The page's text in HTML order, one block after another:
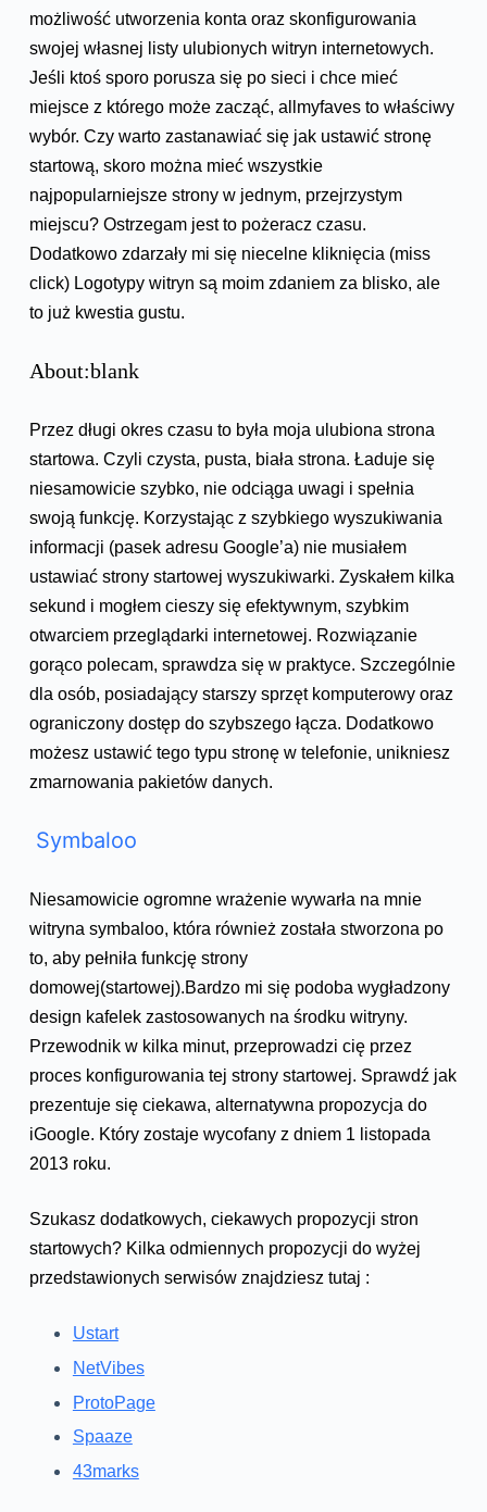
możliwość utworzenia konta oraz skonfigurowania
swojej własnej listy ulubionych witryn internetowych.
Jeśli ktoś sporo porusza się po sieci i chce mieć
miejsce z którego może zacząć, allmyfaves to właściwy
wybór. Czy warto zastanawiać się jak ustawić stronę
startową, skoro można mieć wszystkie
najpopularniejsze strony w jednym, przejrzystym
miejscu? Ostrzegam jest to pożeracz czasu.
Dodatkowo zdarzały mi się niecelne kliknięcia (miss
click) Logotypy witryn są moim zdaniem za blisko, ale
to już kwestia gustu.
About:blank
Przez długi okres czasu to była moja ulubiona strona
startowa. Czyli czysta, pusta, biała strona. Ładuje się
niesamowicie szybko, nie odciąga uwagi i spełnia
swoją funkcję. Korzystając z szybkiego wyszukiwania
informacji (pasek adresu Google’a) nie musiałem
ustawiać strony startowej wyszukiwarki. Zyskałem kilka
sekund i mogłem cieszy się efektywnym, szybkim
otwarciem przeglądarki internetowej. Rozwiązanie
gorąco polecam, sprawdza się w praktyce. Szczególnie
dla osób, posiadający starszy sprzęt komputerowy oraz
ograniczony dostęp do szybszego łącza. Dodatkowo
możesz ustawić tego typu stronę w telefonie, unikniesz
zmarnowania pakietów danych.
Symbaloo
Niesamowicie ogromne wrażenie wywarła na mnie
witryna symbaloo, która również została stworzona po
to, aby pełniła funkcję strony
domowej(startowej).Bardzo mi się podoba wygładzony
design kafelek zastosowanych na środku witryny.
Przewodnik w kilka minut, przeprowadzi cię przez
proces konfigurowania tej strony startowej. Sprawdź jak
prezentuje się ciekawa, alternatywna propozycja do
iGoogle. Który zostaje wycofany z dniem 1 listopada
2013 roku.
Szukasz dodatkowych, ciekawych propozycji stron
startowych? Kilka odmiennych propozycji do wyżej
przedstawionych serwisów znajdziesz tutaj :
Ustart
NetVibes
ProtoPage
Spaaze
43marks